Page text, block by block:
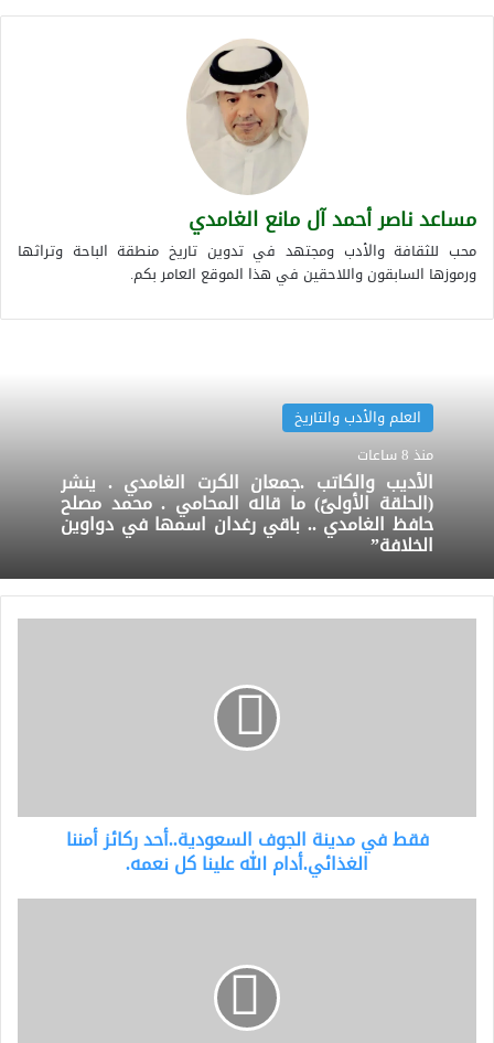
مساعد ناصر أحمد آل مانع الغامدي
محب للثقافة والأدب ومجتهد في تدوين تاريخ منطقة الباحة وتراثها
ورموزها السابقون واللاحقين في هذا الموقع العامر بكم.
العلم والأدب والتاريخ
منذ 8 ساعات
الأديب والكاتب .جمعان الكرت الغامدي . ينشر
(الحلقة الأولىً) ما قاله المحامي . محمد مصلح
حافظ الغامدي .. باقي رغدان اسمها في دواوين
الخلافة”
الله
فقط في مدينة الجوف السعودية..أحد ركائز أمننا
الغذائي.أدام الله علينا كل نعمه.